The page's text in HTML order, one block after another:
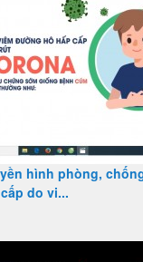
hình phòng,
do vi...